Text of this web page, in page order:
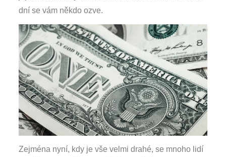
dní se vám někdo ozve.
Zejména nyní, kdy je vše velmi drahé, se mnoho lidí